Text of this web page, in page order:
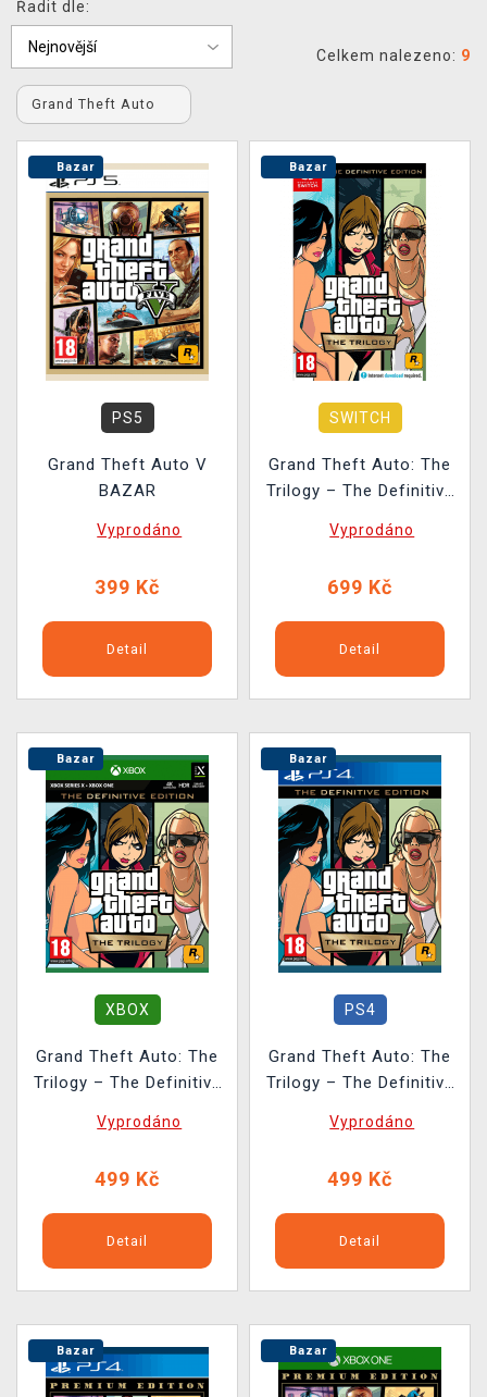
DOPRAVA
XZONE KLUB
TCG & BOARDGAME HUB
VÝKUP HER (BAZAR)
Řadit dle:
Celkem nalezeno: 9
Grand Theft Auto
Bazar
PS5
Grand Theft Auto V
BAZAR
Vyprodáno
399 Kč
Detail
Bazar
SWITCH
Grand Theft Auto: The
Trilogy – The Definitive
Vyprodáno
699 Kč
Detail
Bazar
XBOX
Grand Theft Auto: The
Trilogy – The Definitive
Vyprodáno
499 Kč
Detail
Bazar
PS4
Grand Theft Auto: The
Trilogy – The Definitive
Vyprodáno
499 Kč
Detail
Bazar Bazar